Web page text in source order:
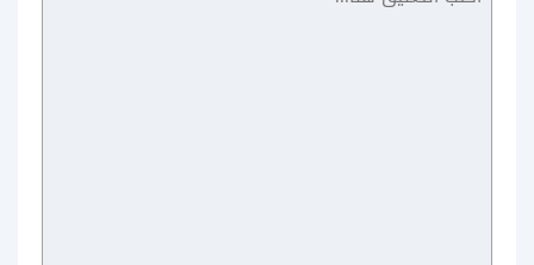
Earn to Die